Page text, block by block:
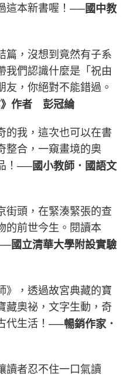
這本新書喔！ ──國中教
篇，沒想到竟然有子系
我們認識什麼是「祝由
友，你絕對不能錯過。
》作者 彭冠綸
的我，這次也可以在書
整合，一窺畫境的奧
！ ──國小教師．國語文
街頭，在緊湊緊張的查
的前世今生。閱讀本
國立清華大學附設實驗
》，透過故宮典藏的寶
藏奧祕，文字生動，奇
代生活！ ──暢銷作家．
讀者忍不住一口氣讀